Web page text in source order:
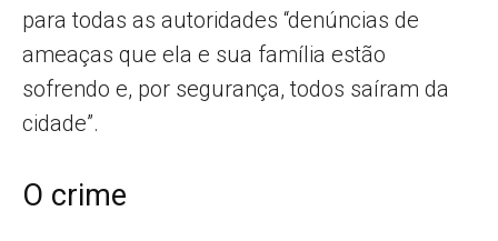
para todas as autoridades “denúncias de
ameaças que ela e sua família estão
sofrendo e, por segurança, todos saíram da
cidade”.
O crime